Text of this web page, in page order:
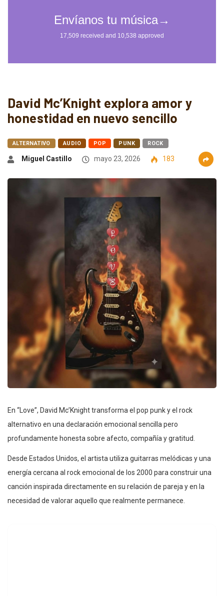
David Mc’Knight explora amor y
honestidad en nuevo sencillo
ALTERNATIVO AUDIO POP PUNK ROCK
Miguel Castillo mayo 23, 2026 183
En “Love”, David Mc’Knight transforma el pop punk y el rock
alternativo en una declaración emocional sencilla pero
profundamente honesta sobre afecto, compañía y gratitud.
Desde Estados Unidos, el artista utiliza guitarras melódicas y una
energía cercana al rock emocional de los 2000 para construir una
canción inspirada directamente en su relación de pareja y en la
necesidad de valorar aquello que realmente permanece.